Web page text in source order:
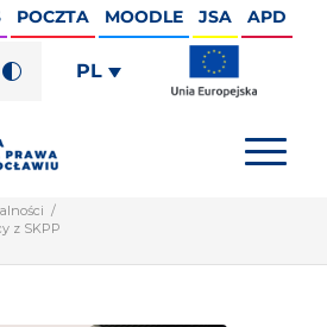
POCZTA MOODLE JSA APD
PL
/
z SKPP